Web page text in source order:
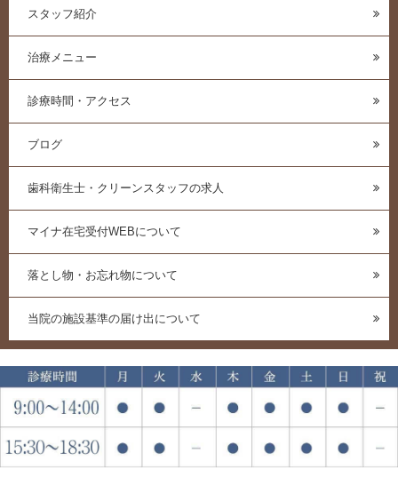
スタッフ紹介
治療メニュー
診療時間・アクセス
ブログ
歯科衛生士・クリーンスタッフの求人
マイナ在宅受付WEBについて
落とし物・お忘れ物について
当院の施設基準の届け出について